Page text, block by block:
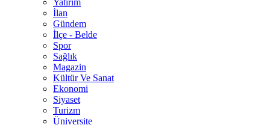
Yatırım
İlan
Gündem
İlçe - Belde
Spor
Sağlık
Magazin
Kültür Ve Sanat
Ekonomi
Siyaset
Turizm
Üniversite